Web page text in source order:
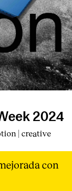
2024
| creative
con